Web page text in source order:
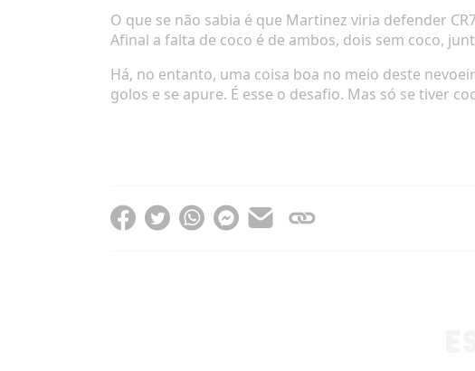
O que se não sabia é que Martinez viria defender
Afinal a falta de coco é de ambos, dois sem coco,
Há, no entanto, uma coisa boa no meio deste
golos e se apure. É esse o desafio. Mas só se tiver